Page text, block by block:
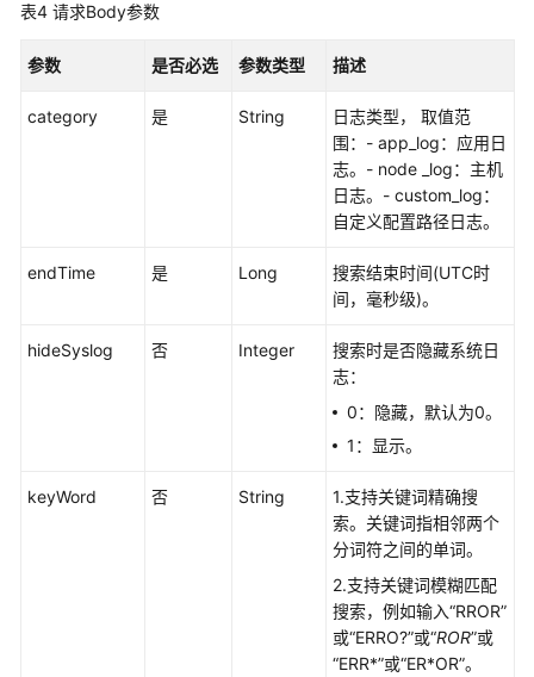
更
文
（1.0）
坡
指
表4 请求Body参数
参数 是否必选 参数类型 描述
category 是 String
日志类型， 取值范
围：- app_log：应用日
志。- node _log：主机
日志。- custom_log：
自定义配置路径日志。
endTime 是 Long
搜索结束时间(UTC时
间，毫秒级)。
hideSyslog 否 Integer
搜索时是否隐藏系统日
志：
0：隐藏，默认为0。
1：显示。
keyWord 否 String
1.支持关键词精确搜
索。关键词指相邻两个
分词符之间的单词。
2.支持关键词模糊匹配
搜索，例如输入“RROR”
或“ERRO?”或“ROR”或
“ERR*”或“ER*OR”。